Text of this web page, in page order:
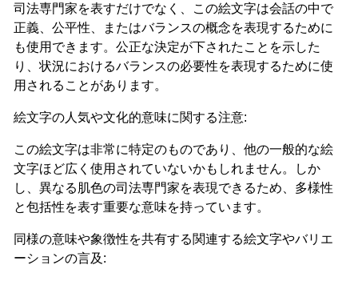
司法専門家を表すだけでなく、この絵文字は会話の中で
正義、公平性、またはバランスの概念を表現するために
も使用できます。公正な決定が下されたことを示した
り、状況におけるバランスの必要性を表現するために使
用されることがあります。
絵文字の人気や文化的意味に関する注意:
この絵文字は非常に特定のものであり、他の一般的な絵
文字ほど広く使用されていないかもしれません。しか
し、異なる肌色の司法専門家を表現できるため、多様性
と包括性を表す重要な意味を持っています。
同様の意味や象徴性を共有する関連する絵文字やバリエ
ーションの言及: